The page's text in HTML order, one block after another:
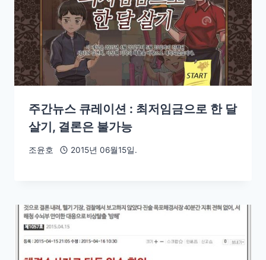
주간뉴스 큐레이션 : 최저임금으로 한 달
살기, 결론은 불가능
조윤호 2015년 06월15일.